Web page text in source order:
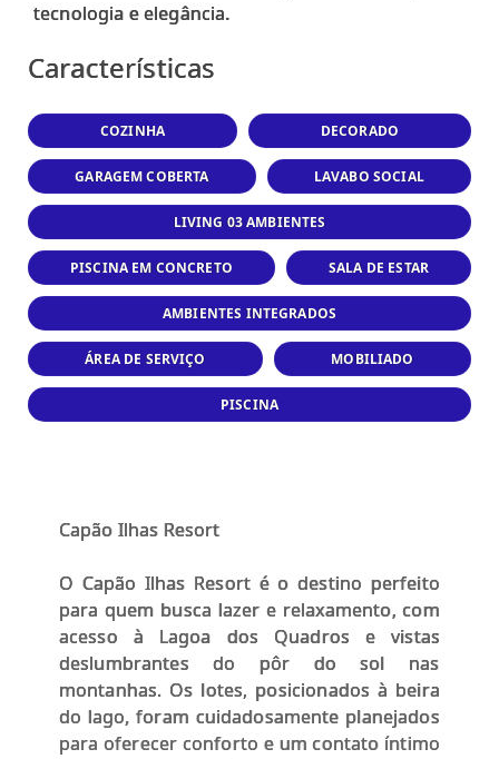
Características
COZINHA DECORADO
GARAGEM COBERTA LAVABO SOCIAL
LIVING 03 AMBIENTES
PISCINA EM CONCRETO SALA DE ESTAR
AMBIENTES INTEGRADOS
ÁREA DE SERVIÇO MOBILIADO
PISCINA
Capão Ilhas Resort
O Capão Ilhas Resort é o destino perfeito
para quem busca lazer e relaxamento, com
acesso à Lagoa dos Quadros e vistas
deslumbrantes do pôr do sol nas
montanhas. Os lotes, posicionados à beira
do lago, foram cuidadosamente planejados
para oferecer conforto e um contato íntimo